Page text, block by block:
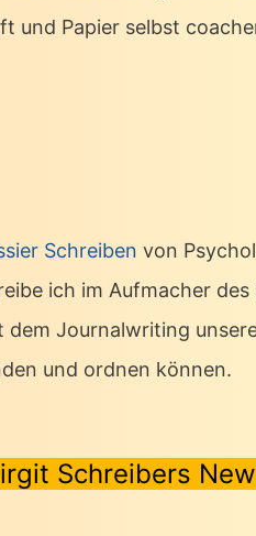
und Papier selbst
Schreiben von
ich im Aufmacher
dem Journalwriting
und ordnen können.
Schreibers